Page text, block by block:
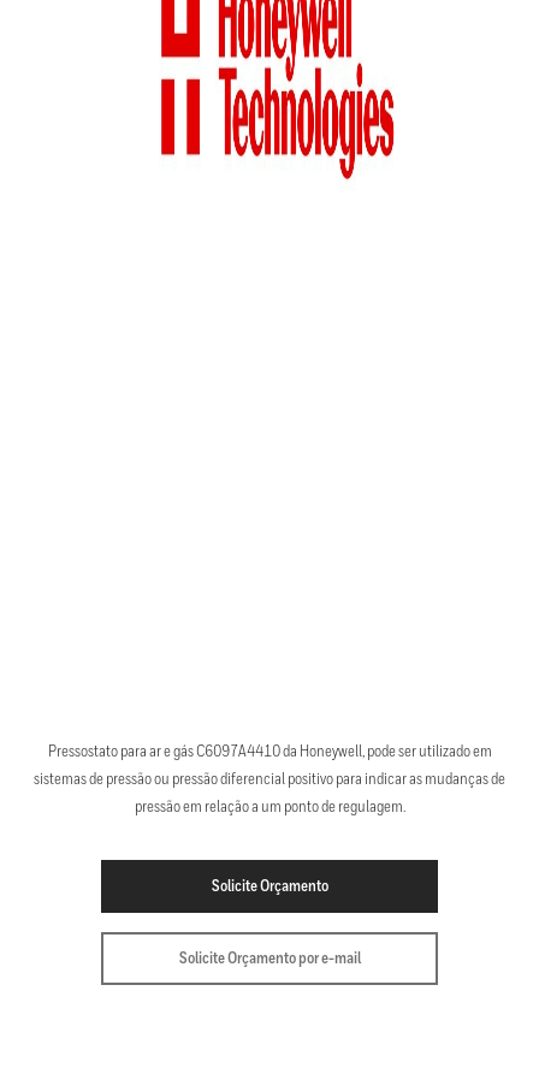
Pressostato para ar e gás C6097A4410 da Honeywell, pode ser utilizado em
sistemas de pressão ou pressão diferencial positivo para indicar as mudanças de
pressão em relação a um ponto de regulagem.
Solicite Orçamento
Solicite Orçamento por e-mail